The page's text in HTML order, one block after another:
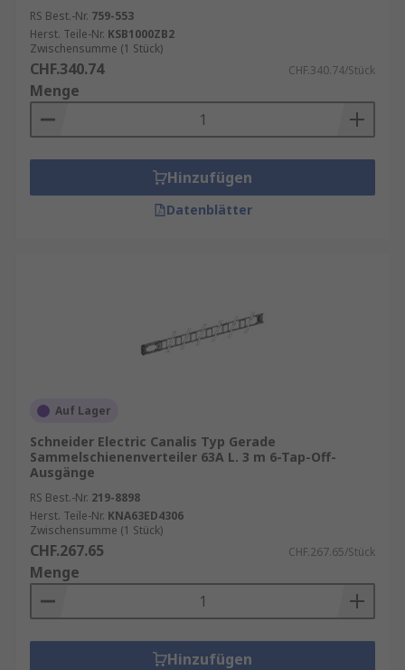
RS Best.-Nr. 759-553
Herst. Teile-Nr. KSB1000ZB2
Zwischensumme (1 Stück)
CHF.340.74 CHF.340.74/Stück
Menge
Hinzufügen
Datenblätter
Auf Lager
Schneider Electric Canalis Typ Gerade
Sammelschienenverteiler 63A L. 3 m 6-Tap-Off-
Ausgänge
RS Best.-Nr. 219-8898
Herst. Teile-Nr. KNA63ED4306
Zwischensumme (1 Stück)
CHF.267.65 CHF.267.65/Stück
Menge
Hinzufügen